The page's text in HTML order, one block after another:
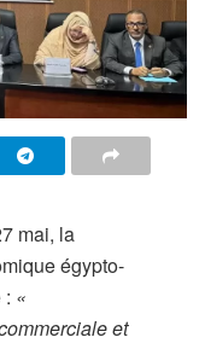
mai, la
égypto-
: «
et